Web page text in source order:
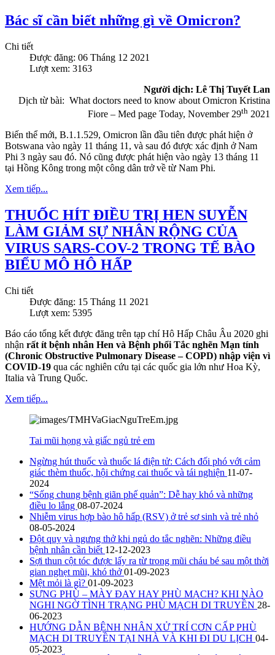
Bác sĩ cần biết những gì về Omicron?
Chi tiết
Được đăng: 06 Tháng 12 2021
Lượt xem: 3163
Người dịch: Lê Thị Tuyết Lan
Dịch từ bài: What doctors need to know about Omicron Kristina
Fiore – Med page Today, November 29th 2021
Biến thể mới, B.1.1.529, Omicron lần đầu tiên được phát hiện ở
Botswana vào ngày 11 tháng 11, và sau đó được xác định ở Nam
Phi 3 ngày sau đó. Nó cũng được phát hiện vào ngày 13 tháng 11
tại Hồng Kông trong một công dân trở về từ Nam Phi.
Xem tiếp...
THUỐC HÍT ĐIỀU TRỊ HEN SUYỄN
LÀM GIẢM SỰ NHÂN RỘNG CỦA
VIRUS SARS-COV-2 TRONG TẾ BÀO
BIỂU MÔ HÔ HẤP
Chi tiết
Được đăng: 15 Tháng 11 2021
Lượt xem: 5395
Báo cáo tổng kết được đăng trên tạp chí Hô Hấp Châu Âu 2020 ghi
nhận rất ít bệnh nhân Hen và Bệnh phổi Tắc nghẽn Mạn tính
(Chronic Obstructive Pulmonary Disease – COPD) nhập viện vì
COVID-19 qua các nghiên cứu tại các quốc gia lớn như Hoa Kỳ,
Italia và Trung Quốc.
Xem tiếp...
Tai mũi họng và giấc ngủ trẻ em
Ngừng hút thuốc và thuốc lá điện tử: Cách đối phó với cảm
giác thèm thuốc, hội chứng cai thuốc và tái nghiện 11-07-
2024
“Sống chung bệnh giãn phế quản”: Dễ hay khó và những
điều lo lắng 08-07-2024
Nhiễm virus hợp bào hô hấp (RSV) ở trẻ sơ sinh và trẻ nhỏ
08-05-2024
Đột quỵ và ngưng thở khi ngủ do tắc nghẽn: Những điều
bệnh nhân cần biết 12-12-2023
Sợi thun cột tóc được lấy ra từ trong mũi cháu bé sau một thời
gian nghẹt mũi, khó thở01-09-2023
Mệt mỏi là gì? 01-09-2023
SƯNG PHÙ – MÀY ĐAY HAY PHÙ MẠCH? KHI NÀO
NGHI NGỜ TÌNH TRẠNG PHÙ MẠCH DI TRUYỀN 28-
06-2023
HƯỚNG DẪN BỆNH NHÂN XỬ TRÍ CƠN CẤP PHÙ
MẠCH DI TRUYỀN TẠI NHÀ VÀ KHI ĐI DU LỊCH 04-
05-2023